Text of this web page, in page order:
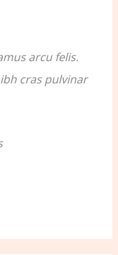
arcu felis.
cras pulvinar